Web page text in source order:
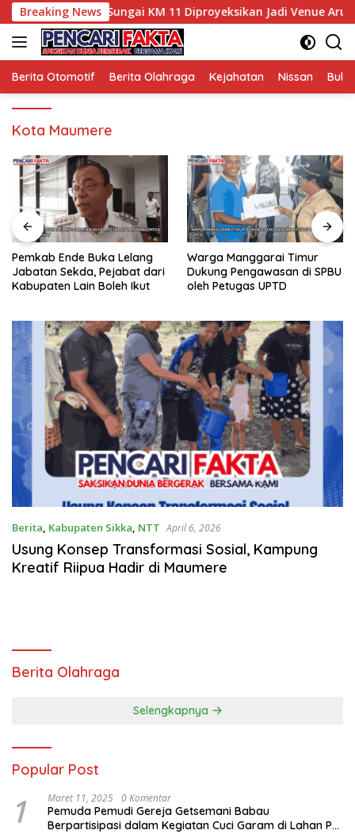
Langsung
ke
konten
Breaking News
Wisata, Sungai KM 11 Diproyeksikan Jadi Venue Arung
Berita Otomotif Berita Olahraga Kejahatan Nissan
Kota Maumere
Pemkab Ende Buka Lelang
Jabatan Sekda, Pejabat dari
Kabupaten Lain Boleh Ikut
Warga Manggarai Timur
Dukung Pengawasan di SPBU
oleh Petugas UPTD
Berita, Kabupaten Sikka, NTT April 6, 2026
Usung Konsep Transformasi Sosial, Kampung
Kreatif Riipua Hadir di Maumere
Berita Olahraga
Selengkapnya
Popular Post
1 Maret 11, 2025 0 Komentar
Pemuda Pemudi Gereja Getsemani Babau
Berpartisipasi dalam Kegiatan Cuci Garam di Lahan PT.